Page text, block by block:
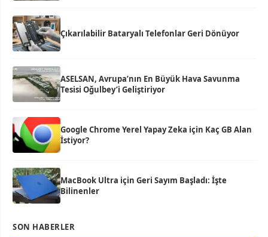
Çıkarılabilir Bataryalı Telefonlar Geri Dönüyor
ASELSAN, Avrupa’nın En Büyük Hava Savunma
Tesisi Oğulbey’i Geliştiriyor
Google Chrome Yerel Yapay Zeka için Kaç GB Alan
İstiyor?
MacBook Ultra için Geri Sayım Başladı: İşte
Bilinenler
SON HABERLER